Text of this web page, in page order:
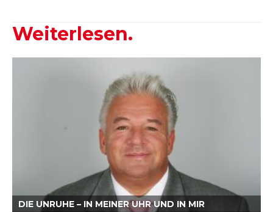
Weiterlesen.
DIE UNRUHE – IN MEINER UHR UND IN MIR